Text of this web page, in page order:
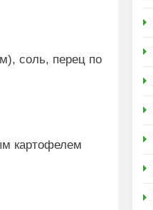
соль, перец по
картофелем